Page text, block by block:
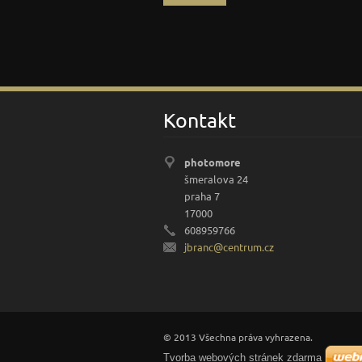
Kontakt
photomore
šmeralova 24
praha 7
17000
608959766
jbranc@centrum.cz
© 2013 Všechna práva vyhrazena.
Tvorba webových stránek zdarma